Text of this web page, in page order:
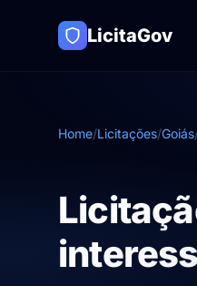
LicitaGov
Home/Licitações/Goiás